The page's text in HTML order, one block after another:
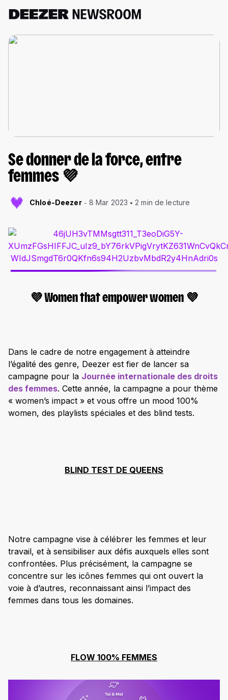
Se donner de la force, entre
femmes 💜
Chloé-Deezer 8 Mar 2023 2 min de lecture
💜 Women that empower women 💜
Dans le cadre de notre engagement à atteindre
l’égalité des genre, Deezer est fier de lancer sa
campagne pour la Journée internationale des droits
des femmes. Cette année, la campagne a pour thème
« women’s impact » et vous offre un mood 100%
women, des playlists spéciales et des blind tests.
BLIND TEST DE QUEENS
Notre campagne vise à célébrer les femmes et leur
travail, et à sensibiliser aux défis auxquels elles sont
confrontées. Plus précisément, la campagne se
concentre sur les icônes femmes qui ont ouvert la
voie à d’autres, reconnaissant ainsi l’impact des
femmes dans tous les domaines.
FLOW 100% FEMMES